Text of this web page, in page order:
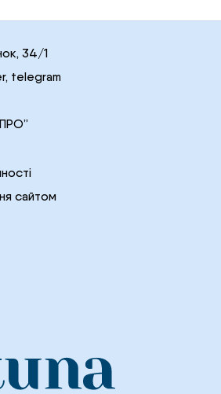
34/1
telegram
сайтом